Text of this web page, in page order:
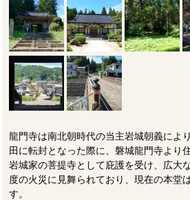
龍門寺は南北朝時代の当主岩城朝義によ
田に転封となった際に、磐城龍門寺より
岩城家の菩提寺として庇護を受け、広大
度の火災に見舞られており、現在の本堂
す。